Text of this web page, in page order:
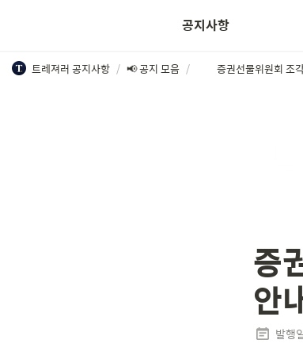
공지사항
트레져러 공지사항 / 📢 공지 모음 /
증
안
발행